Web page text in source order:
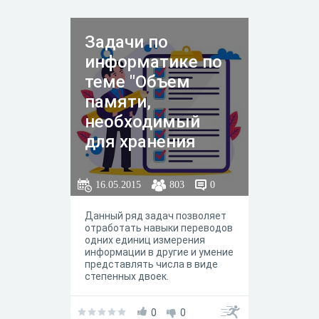
Задачи по
информатике по
теме "Объем
памяти,
необходимый
для хранения
графических
объектов"
16.05.2015 803 0
Данный ряд задач позволяет
отработать навыки переводов
одних единиц измерения
информации в другие и умение
представлять числа в виде
степенных двоек.
0 0